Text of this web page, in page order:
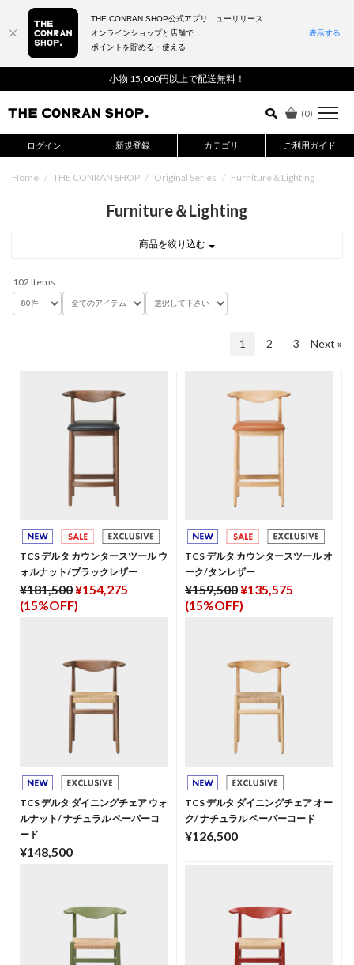
小物 15,000円以上で配送無料！
(0)
ログイン 新規登録 カテゴリ ご利用ガイド
詳細検索はこちら
Home / THE CONRAN SHOP / Original Series / Furniture＆Lighting
Furniture＆Lighting
商品を絞り込む
102 Items
1 2 3 Next »
TCS デルタ カウンタースツール ウ
ォルナット/ブラックレザー
¥181,500¥154,275
(15%OFF)
TCS デルタ カウンタースツール オ
ーク/タンレザー
¥159,500¥135,575
(15%OFF)
TCS デルタ ダイニングチェア ウォ
ルナット/ ナチュラル ペーパーコ
ード
¥148,500
TCS デルタ ダイニングチェア オー
ク/ ナチュラル ペーパーコード
¥126,500
THE CONRAN SHOP公式アプリニューリリース
オンラインショップと店舗で
ポイントを貯める・使える
表示する